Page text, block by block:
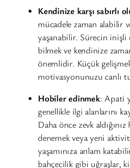
Kendinize karşı sabırlı
mücadele zaman alabilir
yaşanabilir. Sürecin inişli
bilmek ve kendinize
önemlidir. Küçük
motivasyonunuzu canlı
Hobiler edinmek: Apati
genellikle ilgi alanlarını
Daha önce zevk
denemek veya yeni
yaşamınıza anlam
bahçecilik gibi uğraşlar,